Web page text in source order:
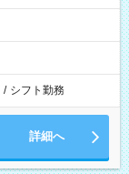
/ シフト勤務
詳細へ